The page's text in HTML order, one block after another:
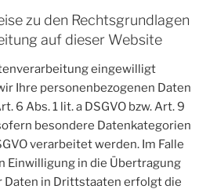
zu den Rechtsgrundlagen
auf dieser Website
eingewilligt
Ihre personenbezogenen Daten
6 Abs. 1 lit. a DSGVO bzw. Art. 9
besondere Datenkategorien
verarbeitet werden. Im Falle
Einwilligung in die Übertragung
Daten in Drittstaaten erfolgt die